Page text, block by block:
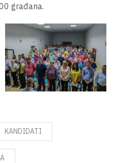
građana.
KANDIDATI